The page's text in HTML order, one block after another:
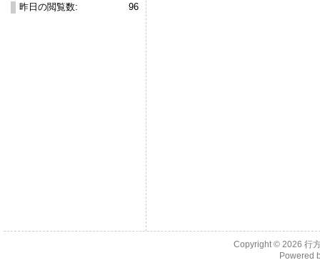
96
昨日の閲覧数:
Copyright © 2026行
Powered